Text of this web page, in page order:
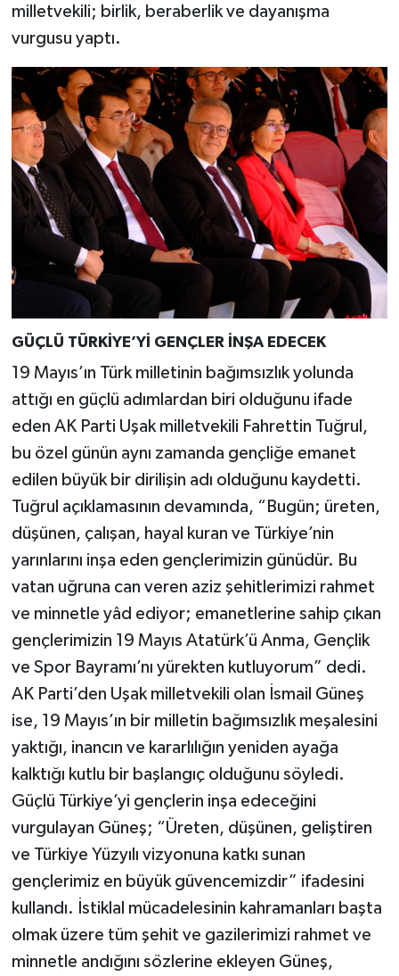
milletvekili; birlik, beraberlik ve dayanışma
vurgusu yaptı.
GÜÇLÜ TÜRKİYE’Yİ GENÇLER İNŞA EDECEK
19 Mayıs’ın Türk milletinin bağımsızlık yolunda
attığı en güçlü adımlardan biri olduğunu ifade
eden AK Parti Uşak milletvekili Fahrettin Tuğrul,
bu özel günün aynı zamanda gençliğe emanet
edilen büyük bir dirilişin adı olduğunu kaydetti.
Tuğrul açıklamasının devamında, “Bugün; üreten,
düşünen, çalışan, hayal kuran ve Türkiye’nin
yarınlarını inşa eden gençlerimizin günüdür. Bu
vatan uğruna can veren aziz şehitlerimizi rahmet
ve minnetle yâd ediyor; emanetlerine sahip çıkan
gençlerimizin 19 Mayıs Atatürk’ü Anma, Gençlik
ve Spor Bayramı’nı yürekten kutluyorum” dedi.
AK Parti’den Uşak milletvekili olan İsmail Güneş
ise, 19 Mayıs’ın bir milletin bağımsızlık meşalesini
yaktığı, inancın ve kararlılığın yeniden ayağa
kalktığı kutlu bir başlangıç olduğunu söyledi.
Güçlü Türkiye’yi gençlerin inşa edeceğini
vurgulayan Güneş; “Üreten, düşünen, geliştiren
ve Türkiye Yüzyılı vizyonuna katkı sunan
gençlerimiz en büyük güvencemizdir” ifadesini
kullandı. İstiklal mücadelesinin kahramanları başta
olmak üzere tüm şehit ve gazilerimizi rahmet ve
minnetle andığını sözlerine ekleyen Güneş,